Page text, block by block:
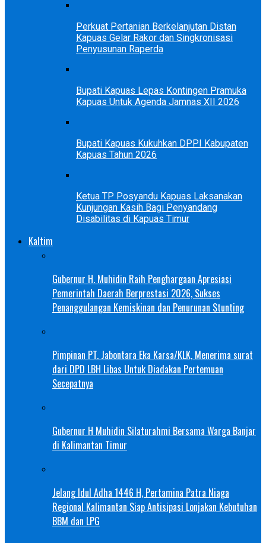
Perkuat Pertanian Berkelanjutan Distan
Kapuas Gelar Rakor dan Singkronisasi
Penyusunan Raperda
Bupati Kapuas Lepas Kontingen Pramuka
Kapuas Untuk Agenda Jamnas XII 2026
Bupati Kapuas Kukuhkan DPPI Kabupaten
Kapuas Tahun 2026
Ketua TP Posyandu Kapuas Laksanakan
Kunjungan Kasih Bagi Penyandang
Disabilitas di Kapuas Timur
Kaltim
Gubernur H. Muhidin Raih Penghargaan Apresiasi
Pemerintah Daerah Berprestasi 2026, Sukses
Penanggulangan Kemiskinan dan Penurunan Stunting
Pimpinan PT. Jabontara Eka Karsa/KLK, Menerima surat
dari DPD LBH Libas Untuk Diadakan Pertemuan
Secepatnya
Gubernur H Muhidin Silaturahmi Bersama Warga Banjar
di Kalimantan Timur
Jelang Idul Adha 1446 H, Pertamina Patra Niaga
Regional Kalimantan Siap Antisipasi Lonjakan Kebutuhan
BBM dan LPG